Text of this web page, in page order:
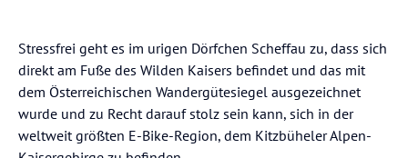
Stressfrei geht es im urigen Dörfchen Scheffau zu, dass sich
direkt am Fuße des Wilden Kaisers befindet und das mit
dem Österreichischen Wandergütesiegel ausgezeichnet
wurde und zu Recht darauf stolz sein kann, sich in der
weltweit größten E-Bike-Region, dem Kitzbüheler Alpen-